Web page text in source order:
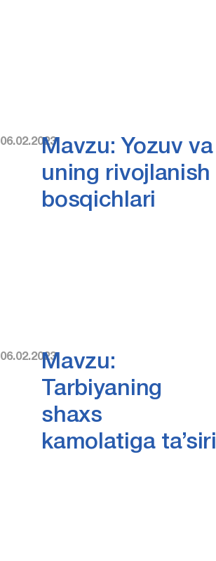
06.02.2023Mavzu: Yozuv va
uning rivojlanish
bosqichlari
06.02.2023Mavzu:
Tarbiyaning
shaxs
kamolatiga ta’siri